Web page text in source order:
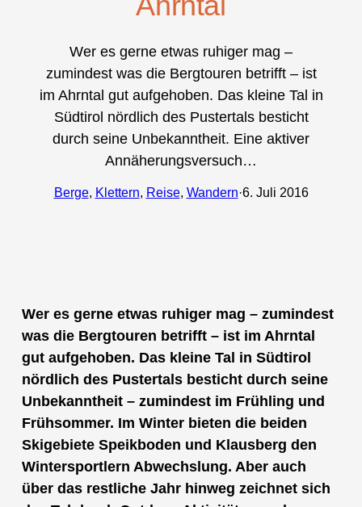
Wer es gerne etwas ruhiger mag –
zumindest was die Bergtouren betrifft – ist
im Ahrntal gut aufgehoben. Das kleine Tal in
Südtirol nördlich des Pustertals besticht
durch seine Unbekanntheit. Eine aktiver
Annäherungsversuch…
Berge, Klettern, Reise, Wandern·6. Juli 2016
Wer es gerne etwas ruhiger mag – zumindest
was die Bergtouren betrifft – ist im Ahrntal
gut aufgehoben. Das kleine Tal in Südtirol
nördlich des Pustertals besticht durch seine
Unbekanntheit – zumindest im Frühling und
Frühsommer. Im Winter bieten die beiden
Skigebiete Speikboden und Klausberg den
Wintersportlern Abwechslung. Aber auch
über das restliche Jahr hinweg zeichnet sich